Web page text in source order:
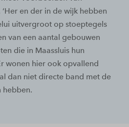
en der in de wijk hebben
uitvergroot op stoeptegels
van een aantal gebouwen
die in Maassluis hun
wonen hier ook opvallend
dan niet directe band met de
hebben.